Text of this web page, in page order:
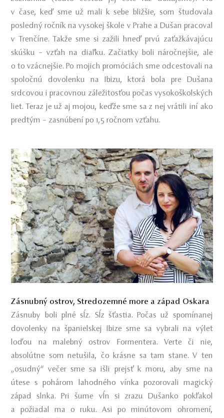
v čase, keď sme už mali k sebe bližšie, som študovala
posledný ročník na vysokej škole v Prahe a Dušan pracoval
v Trenčíne. Takže sme si zažili hneď prvú zaťažkávajúcu
skúšku – vzťah na diaľku. Začiatky boli náročnejšie, ale
o to vzácnejšie. Po mojich promóciách sme odcestovali na
spoločnú dovolenku na Ibizu, ktorá bola pre Dušana
srdcovou i pracovnou záležitosťou počas vysokoškolských
liet. Teraz je už aj mojou, keďže sme sa z nej vrátili iní ako
predtým – zasnúbení po 1,5 ročnom vzťahu.
Zásnubný ostrov, Stredozemné more a západ Oskara
Zásnuby boli plné sĺz. Sĺz šťastia. Počas už spomínanej
dovolenky na španielskej Ibize sme sa vybrali na výlet
loďou na malebný ostrov Formentera. Verte či nie,
absolútne som netušila, čo krásne sa tam stane. V ten
„osudný“ večer sme sa išli prejsť k moru, aby sme na
útese s pohárom lahodného vínka pozorovali magický
západ slnka. Pri šume vĺn si zrazu Dušanko pokľakol
a požiadal ma o ruku. Asi po minútovom ohromení,